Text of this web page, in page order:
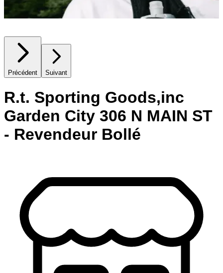
Précédent Suivant
R.t. Sporting Goods,inc
Garden City 306 N MAIN ST
- Revendeur Bollé